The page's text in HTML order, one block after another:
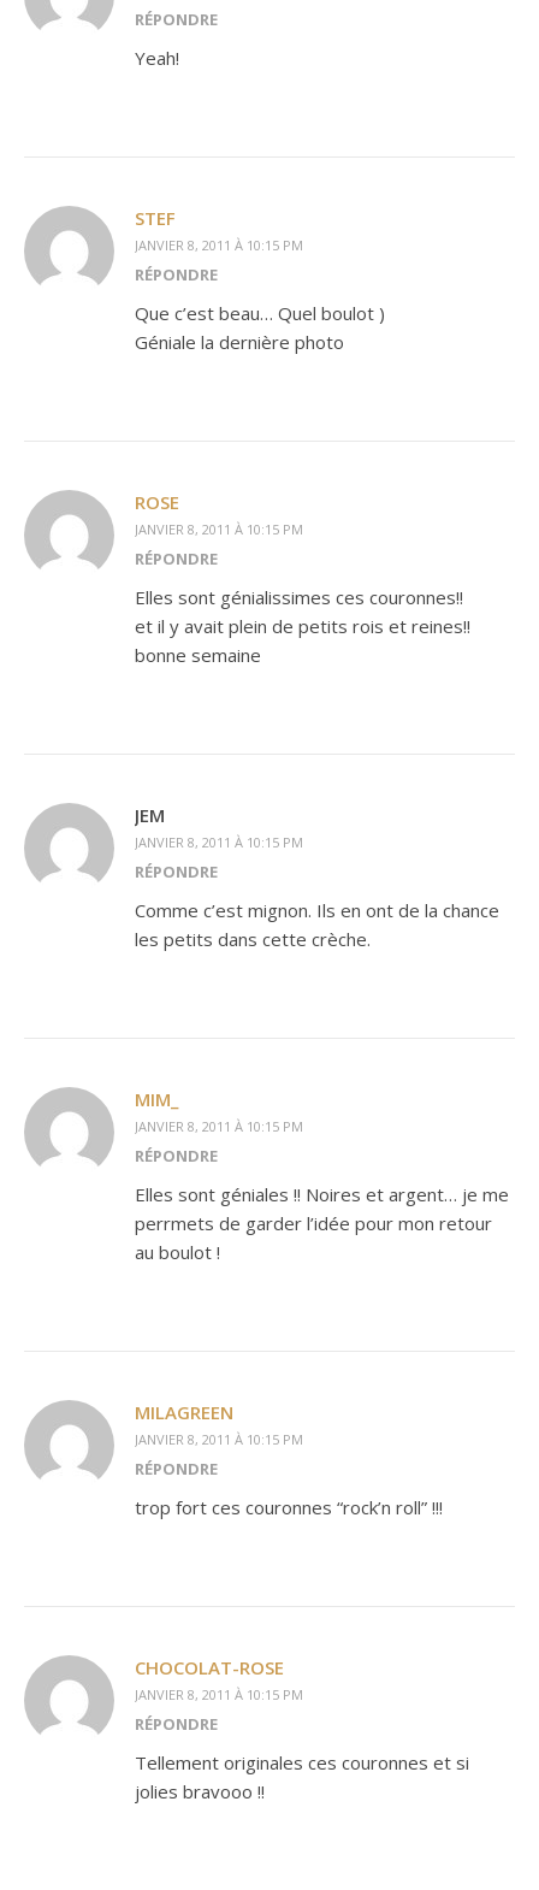
RÉPONDRE
Yeah!
STEF
JANVIER 8, 2011 À 10:15 PM
RÉPONDRE
Que c’est beau… Quel boulot )
Géniale la dernière photo
ROSE
JANVIER 8, 2011 À 10:15 PM
RÉPONDRE
Elles sont génialissimes ces couronnes!!
et il y avait plein de petits rois et reines!!
bonne semaine
JEM
JANVIER 8, 2011 À 10:15 PM
RÉPONDRE
Comme c’est mignon. Ils en ont de la chance
les petits dans cette crèche.
MIM_
JANVIER 8, 2011 À 10:15 PM
RÉPONDRE
Elles sont géniales !! Noires et argent… je me
perrmets de garder l’idée pour mon retour
au boulot !
MILAGREEN
JANVIER 8, 2011 À 10:15 PM
RÉPONDRE
trop fort ces couronnes “rock’n roll” !!!
CHOCOLAT-ROSE
JANVIER 8, 2011 À 10:15 PM
RÉPONDRE
Tellement originales ces couronnes et si
jolies bravooo !!